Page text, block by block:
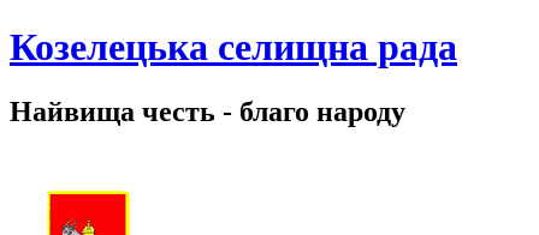
Козелецька селищна рада
Найвища честь - благо народу